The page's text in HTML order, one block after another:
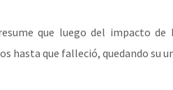
que luego del impacto
hasta que falleció, quedando su